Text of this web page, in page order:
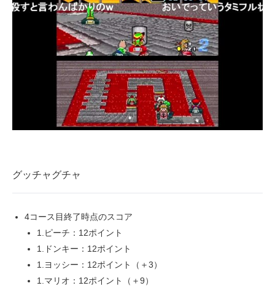
グッチャグチャ
4コース目終了時点のスコア
1.ピーチ：12ポイント
1.ドンキー：12ポイント
1.ヨッシー：12ポイント（＋3）
1.マリオ：12ポイント（＋9）